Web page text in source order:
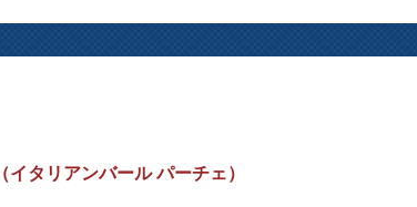
（イタリアンバール パーチェ）